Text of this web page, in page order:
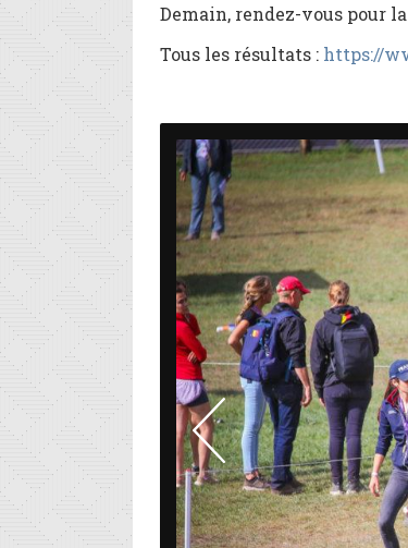
Demain, rendez-vous pour
Tous les résultats : https://